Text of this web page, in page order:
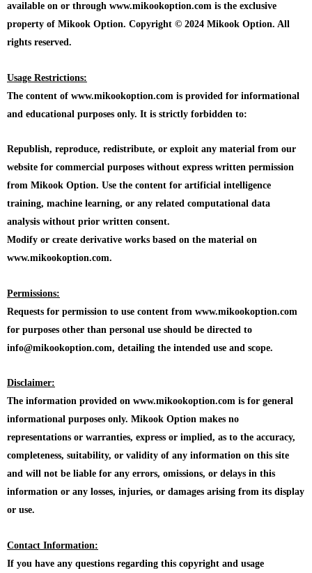
available on or through www.mikookoption.com is the exclusive
property of Mikook Option. Copyright © 2024 Mikook Option. All
rights reserved.
Usage Restrictions:
The content of www.mikookoption.com is provided for informational
and educational purposes only. It is strictly forbidden to:
Republish, reproduce, redistribute, or exploit any material from our
website for commercial purposes without express written permission
from Mikook Option. Use the content for artificial intelligence
training, machine learning, or any related computational data
analysis without prior written consent.
Modify or create derivative works based on the material on
www.mikookoption.com.
Permissions:
Requests for permission to use content from www.mikookoption.com
for purposes other than personal use should be directed to
info@mikookoption.com, detailing the intended use and scope.
Disclaimer:
The information provided on www.mikookoption.com is for general
informational purposes only. Mikook Option makes no
representations or warranties, express or implied, as to the accuracy,
completeness, suitability, or validity of any information on this site
and will not be liable for any errors, omissions, or delays in this
information or any losses, injuries, or damages arising from its display
or use.
Contact Information:
If you have any questions regarding this copyright and usage